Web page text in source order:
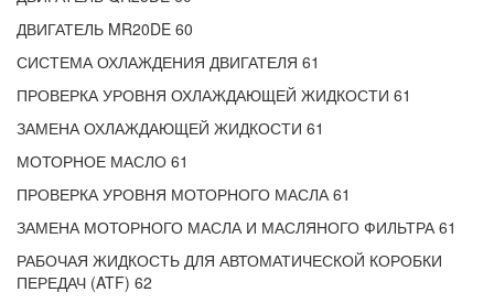
ДВИГАТЕЛЬ MR20DE 60
СИСТЕМА ОХЛАЖДЕНИЯ ДВИГАТЕЛЯ 61
ПРОВЕРКА УРОВНЯ ОХЛАЖДАЮЩЕЙ ЖИДКОСТИ 61
ЗАМЕНА ОХЛАЖДАЮЩЕЙ ЖИДКОСТИ 61
МОТОРНОЕ МАСЛО 61
ПРОВЕРКА УРОВНЯ МОТОРНОГО МАСЛА 61
ЗАМЕНА МОТОРНОГО МАСЛА И МАСЛЯНОГО ФИЛЬТРА 61
РАБОЧАЯ ЖИДКОСТЬ ДЛЯ АВТОМАТИЧЕСКОЙ КОРОБКИ
ПЕРЕДАЧ (ATF) 62